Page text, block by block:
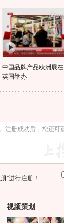
中国品牌产品欧洲展在
英国举办
”进行注册！
视频策划